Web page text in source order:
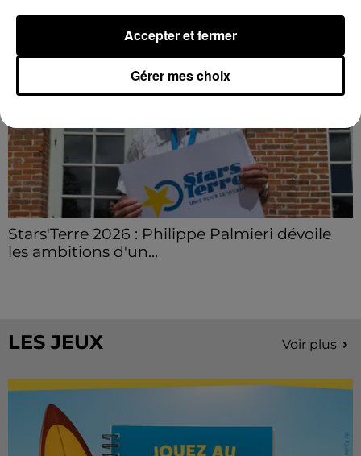
Stars'Terre 2026 : Philippe Palmieri dévoile
les ambitions d'un...
LES JEUX Voir plus
Gérer mes choix
Accepter et fermer